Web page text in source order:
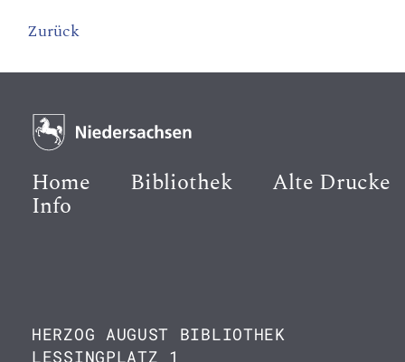
Zurück
Home Bibliothek Alte Drucke
Info
HERZOG AUGUST BIBLIOTHEK
LESSINGPLATZ 1